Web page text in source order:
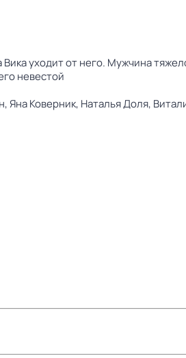
уходит от него. Мужчина
невестой
Яна Коверник, Наталья Доля,